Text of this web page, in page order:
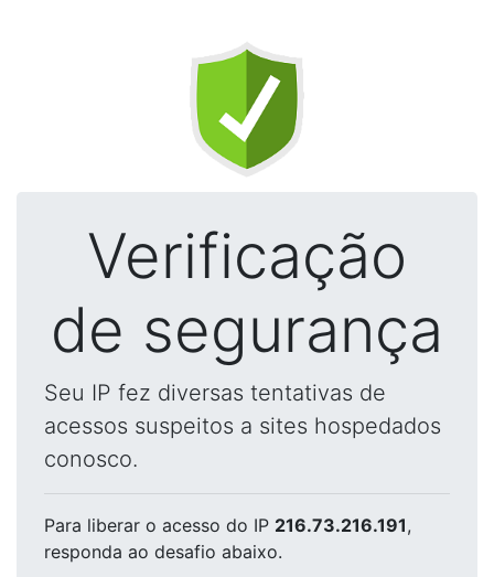
Verificação
de segurança
Seu IP fez diversas tentativas de
acessos suspeitos a sites hospedados
conosco.
Para liberar o acesso do IP 216.73.216.191,
responda ao desafio abaixo.